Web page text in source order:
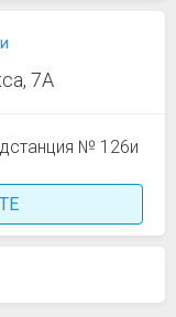
7А